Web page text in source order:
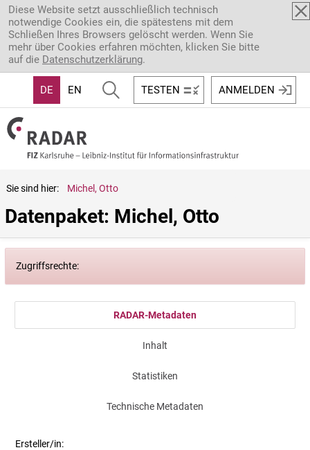
Direkt zum Inhalt
Diese Website setzt ausschließlich technisch
notwendige Cookies ein, die spätestens mit dem
Schließen Ihres Browsers gelöscht werden. Wenn Sie
mehr über Cookies erfahren möchten, klicken Sie bitte
auf die Datenschutzerklärung.
DE EN TESTEN ANMELDEN
Sie sind hier: Michel, Otto
Datenpaket: Michel, Otto
Zugriffsrechte:
RADAR-Metadaten
Inhalt
Statistiken
Technische Metadaten
Ersteller/in: